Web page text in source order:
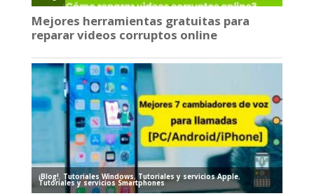
Mejores herramientas gratuitas para
reparar videos corruptos online
¡Blog!, Tutoriales Windows, Tutoriales y servicios Apple,
Tutoriales y servicios Smartphones